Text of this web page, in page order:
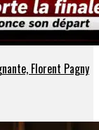
Florent Pagny